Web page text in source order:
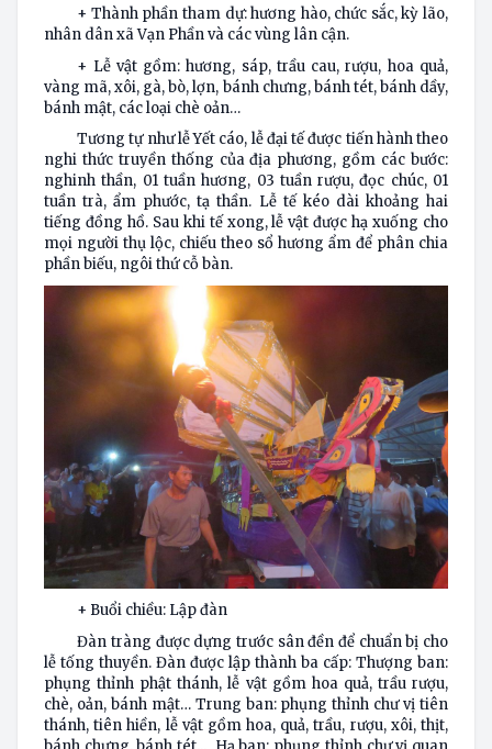
+ Thành phần tham dự: hương hào, chức sắc, kỳ lão,
nhân dân xã Vạn Phần và các vùng lân cận.
+ Lễ vật gồm: hương, sáp, trầu cau, rượu, hoa quả,
vàng mã, xôi, gà, bò, lợn, bánh chưng, bánh tét, bánh dầy,
bánh mật, các loại chè oản…
Tương tự như lễ Yết cáo, lễ đại tế được tiến hành theo
nghi thức truyền thống của địa phương, gồm các bước:
nghinh thần, 01 tuần hương, 03 tuần rượu, đọc chúc, 01
tuần trà, ẩm phước, tạ thần. Lễ tế kéo dài khoảng hai
tiếng đồng hồ. Sau khi tế xong, lễ vật được hạ xuống cho
mọi người thụ lộc, chiếu theo sổ hương ẩm để phân chia
phần biếu, ngôi thứ cỗ bàn.
+ Buổi chiều: Lập đàn
Đàn tràng được dựng trước sân đền để chuẩn bị cho
lễ tống thuyền. Đàn được lập thành ba cấp: Thượng ban:
phụng thỉnh phật thánh, lễ vật gồm hoa quả, trầu rượu,
chè, oản, bánh mật… Trung ban: phụng thỉnh chư vị tiên
thánh, tiên hiền, lễ vật gồm hoa, quả, trầu, rượu, xôi, thịt,